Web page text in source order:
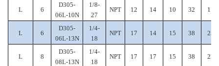
L 6
D305-
06L-10N
1/8-
27
NPT 12 14 10 32 17
L 6
D305-
06L-13N
1/4-
18
NPT 17 14 15 38 23
L 8
D305-
08L-13N
1/4-
18
NPT 17 17 15 38 23